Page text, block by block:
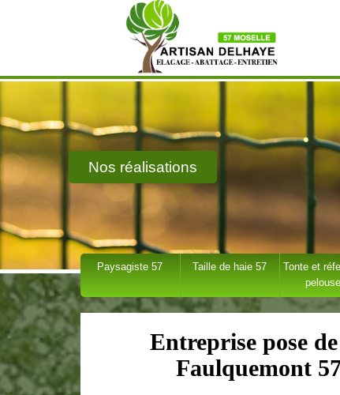
Nos réalisations
Paysagiste 57 Taille de haie 57
Tonte et
Entreprise pose
Faulquemont